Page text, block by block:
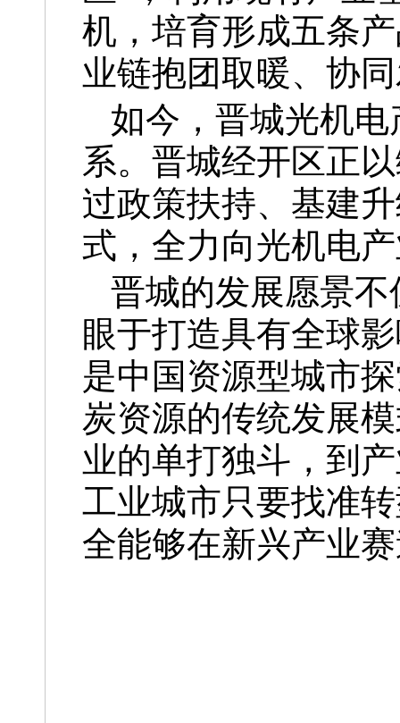
机，培育形成五条
业链抱团取暖、协
如今，晋城光机
系。晋城经开区正
过政策扶持、基建
式，全力向光机电
晋城的发展愿景
眼于打造具有全球
是中国资源型城市
炭资源的传统发展
业的单打独斗，到
工业城市只要找准
全能够在新兴产业